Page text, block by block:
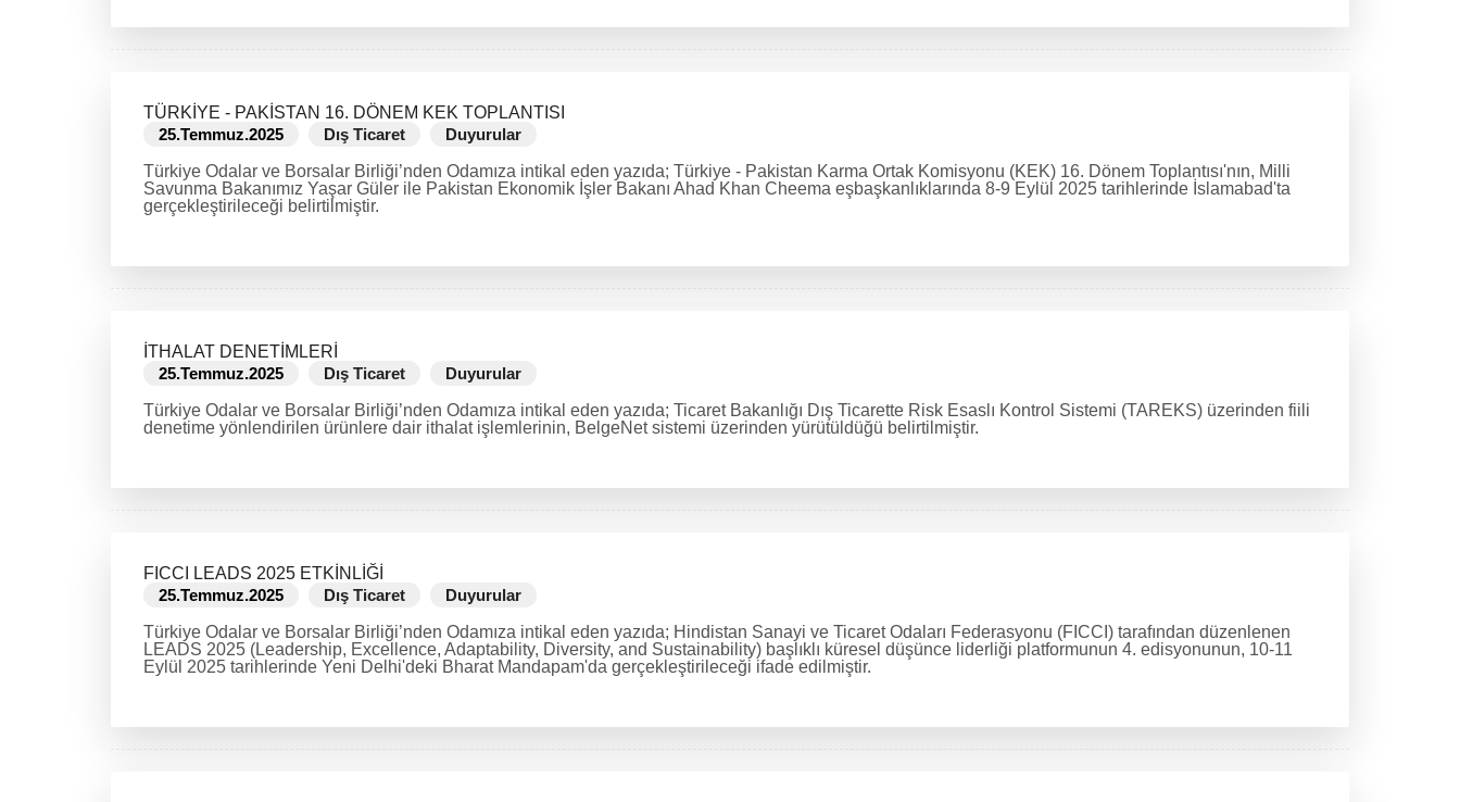
TÜRKİYE - PAKİSTAN 16. DÖNEM KEK TOPLANTISI
25.Temmuz.2025
Dış Ticaret
Duyurular
Türkiye Odalar ve Borsalar Birliği’nden Odamıza intikal eden yazıda; Türkiye - Pakistan Karma Ortak Komisyonu (KEK) 16. Dönem Toplantısı'nın, Milli
Savunma Bakanımız Yaşar Güler ile Pakistan Ekonomik İşler Bakanı Ahad Khan Cheema eşbaşkanlıklarında 8-9 Eylül 2025 tarihlerinde İslamabad'ta
gerçekleştirileceği belirtilmiştir.
İTHALAT DENETİMLERİ
25.Temmuz.2025
Dış Ticaret
Duyurular
Türkiye Odalar ve Borsalar Birliği’nden Odamıza intikal eden yazıda; Ticaret Bakanlığı Dış Ticarette Risk Esaslı Kontrol Sistemi (TAREKS) üzerinden fiili
denetime yönlendirilen ürünlere dair ithalat işlemlerinin, BelgeNet sistemi üzerinden yürütüldüğü belirtilmiştir.
FICCI LEADS 2025 ETKİNLİĞİ
25.Temmuz.2025
Dış Ticaret
Duyurular
Türkiye Odalar ve Borsalar Birliği’nden Odamıza intikal eden yazıda; Hindistan Sanayi ve Ticaret Odaları Federasyonu (FICCI) tarafından düzenlenen
LEADS 2025 (Leadership, Excellence, Adaptability, Diversity, and Sustainability) başlıklı küresel düşünce liderliği platformunun 4. edisyonunun, 10-11
Eylül 2025 tarihlerinde Yeni Delhi'deki Bharat Mandapam'da gerçekleştirileceği ifade edilmiştir.